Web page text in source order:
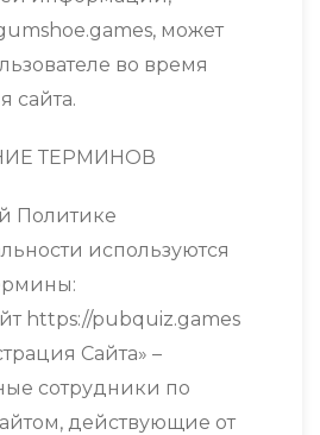
может
во время
сайта.
ТЕРМИНОВ
Политике
используются
https://pubquiz.games
Сайта» –
сотрудники по
действующие от